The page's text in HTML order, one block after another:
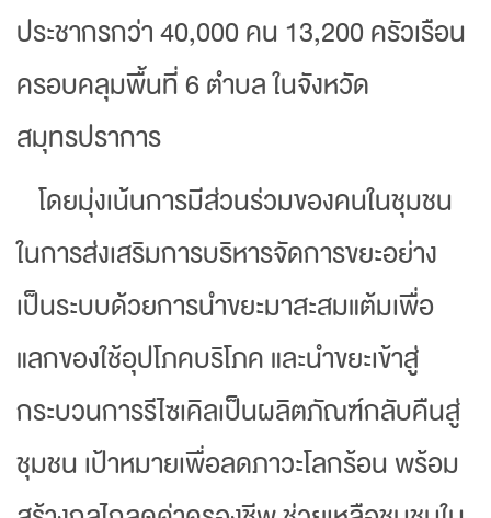
ประชากรกว่า 40,000 คน 13,200 ครัวเรือน
ครอบคลุมพื้นที่ 6 ตำบล ในจังหวัด
สมุทรปราการ
โดยมุ่งเน้นการมีส่วนร่วมของคนในชุมชน
ในการส่งเสริมการบริหารจัดการขยะอย่าง
เป็นระบบด้วยการนำขยะมาสะสมแต้มเพื่อ
แลกของใช้อุปโภคบริโภค และนำขยะเข้าสู่
กระบวนการรีไซเคิลเป็นผลิตภัณฑ์กลับคืนสู่
ชุมชน เป้าหมายเพื่อลดภาวะโลกร้อน พร้อม